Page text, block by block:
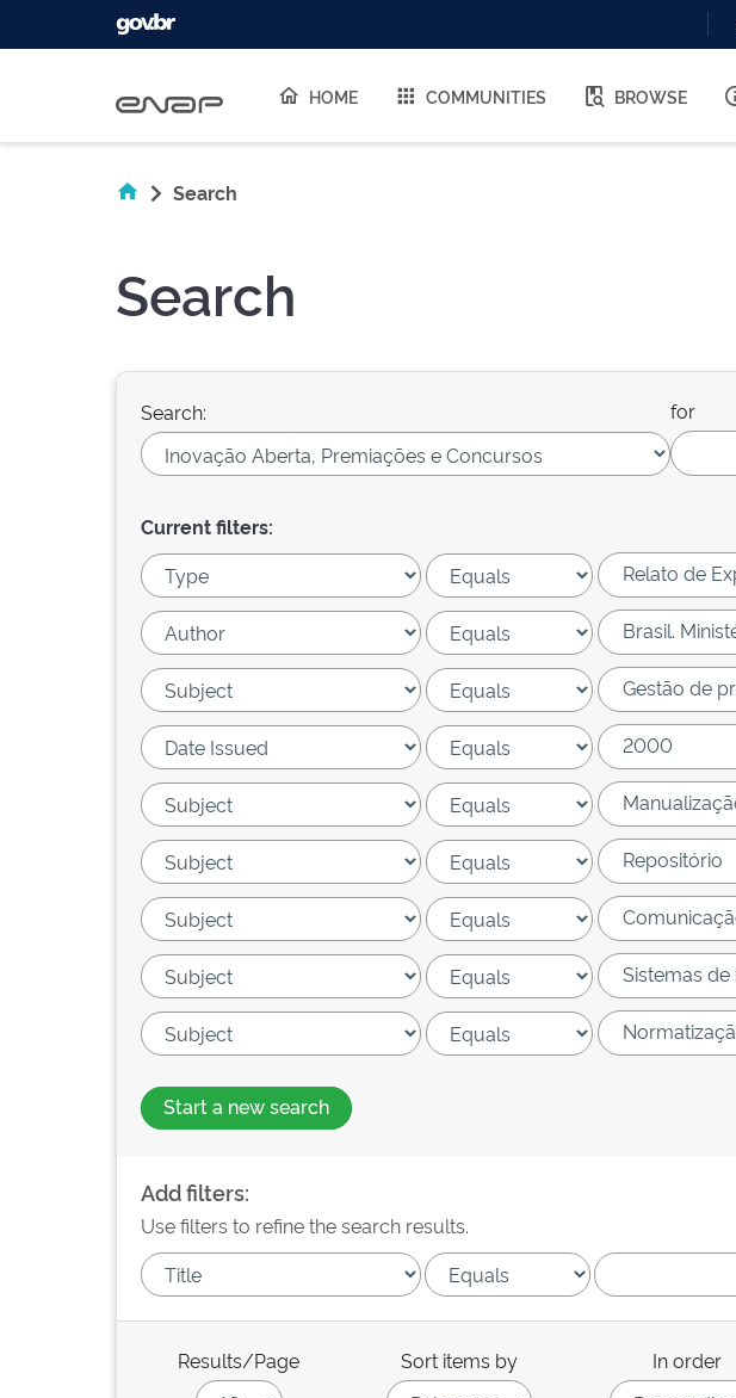
HOME COMMUNITIES BROWSE
Search
Search
Search: for
Current filters:
Start a new search
Add filters:
Use filters to refine the search results.
Results/Page Sort items by In order